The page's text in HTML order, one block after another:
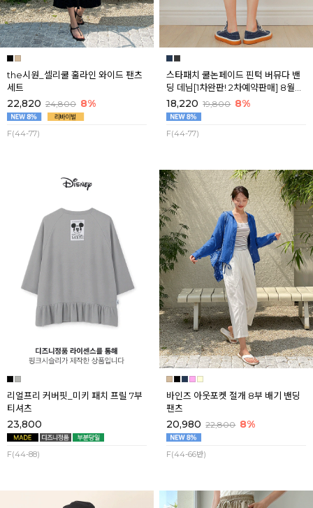
the시원_셀리쿨 훌라인 와이드 팬츠
세트
22,820 24,800 8%
F(44-77)
스타패치 쿨논페이드 핀턱 버뮤다 밴
딩 데님[1차완판! 2차예약판매] 8월셋
째주 순차배송
18,220 19,800 8%
F(44-77)
리얼프리 커버핏_미키 패치 프릴 7부
티셔츠
23,800
F(44-88)
바인즈 아웃포켓 절개 8부 배기 밴딩
팬츠
20,980 22,800 8%
F(44-66반)